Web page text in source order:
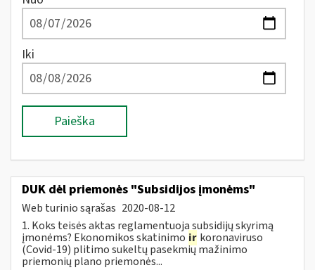
Iki
Paieška
DUK dėl priemonės "Subsidijos įmonėms"
Web turinio sąrašas 2020-08-12
1. Koks teisės aktas reglamentuoja subsidijų skyrimą
įmonėms? Ekonomikos skatinimo ir koronaviruso
(Covid-19) plitimo sukeltų pasekmių mažinimo
priemonių plano priemonės...